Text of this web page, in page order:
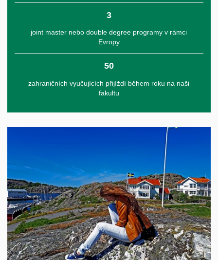
3
joint master nebo double degree programy v rámci
Evropy
50
zahraničních vyučujících přijíždí během roku na naši
fakultu